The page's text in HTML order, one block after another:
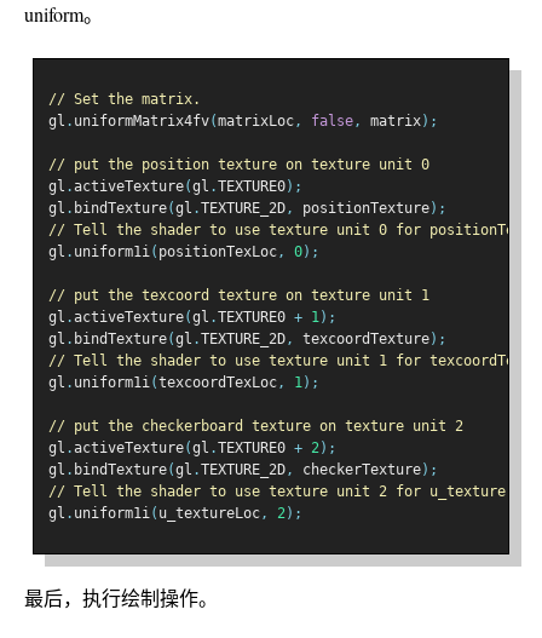
uniform。
// Set the matrix.
gl . uniformMatrix4fv(matrixLoc, false, matrix);
// put the position texture on texture unit 0
gl .activeTexture(gl .TEXTURE0);
gl . bindTexture(gl .TEXTURE_2D, positionTexture);
// Tell the shader to use texture unit 0 for
gl . uniform1i( positionTexLoc, 0);
// put the texcoord texture on texture unit 1
gl .activeTexture(gl .TEXTURE0 + 1);
gl . bindTexture(gl .TEXTURE_2D, texcoordTexture);
// Tell the shader to use texture unit 1 for
gl . uniform1i(texcoordTexLoc, 1);
// put the checkerboard texture on texture unit 2
gl .activeTexture(gl .TEXTURE0 + 2);
gl . bindTexture(gl .TEXTURE_2D, checkerTexture);
// Tell the shader to use texture unit 2 for u_texture
gl . uniform1i( u_textureLoc, 2);
最后，执行绘制操作。